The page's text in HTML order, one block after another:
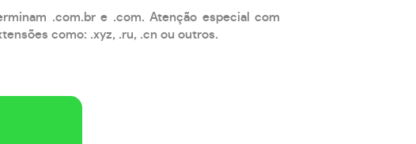
.com.br e .com. Atenção especial com
como: .xyz, .ru, .cn ou outros.